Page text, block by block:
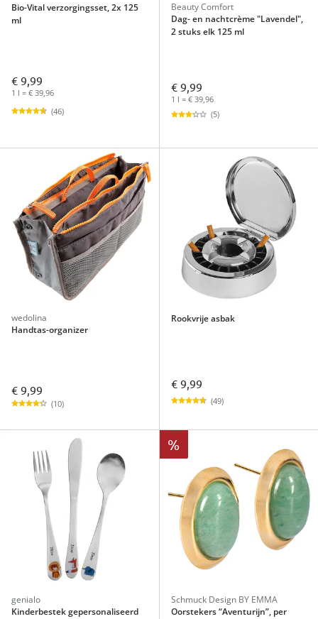
Bio-Vital verzorgingsset, 2x 125
ml
€ 9,99
1 l = € 39,96
(46)
Beauty Comfort
Dag- en nachtcrème "Lavendel",
2 stuks elk 125 ml
€ 9,99
1 l = € 39,96
(5)
wedolina
Handtas-organizer
€ 9,99
(10)
Rookvrije asbak
€ 9,99
(49)
genialo
Kinderbestek gepersonaliseerd
%
Schmuck Design BY EMMA
Oorstekers “Aventurijn”, per